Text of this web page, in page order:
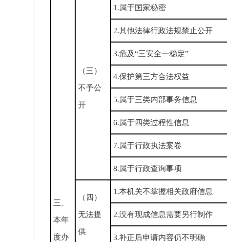
三、
本年
度办
（三）
不予公
开
1.属于国家秘密
2.其他法律行政法规禁止公开
3.危及“三安全一稳定”
4.保护第三方合法权益
5.属于三类内部事务信息
6.属于四类过程性信息
7.属于行政执法案卷
8.属于行政查询事项
（四）
无法提
供
1.本机关不掌握相关政府信息
2.没有现成信息需要另行制作
3.补正后申请内容仍不明确